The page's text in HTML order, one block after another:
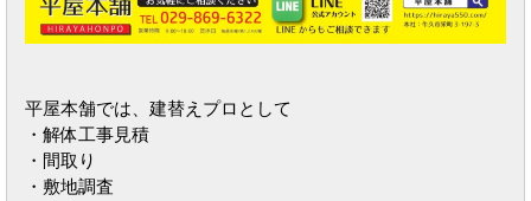
平屋本舗では、建替えプロとして
・解体工事見積
・間取り
・敷地調査